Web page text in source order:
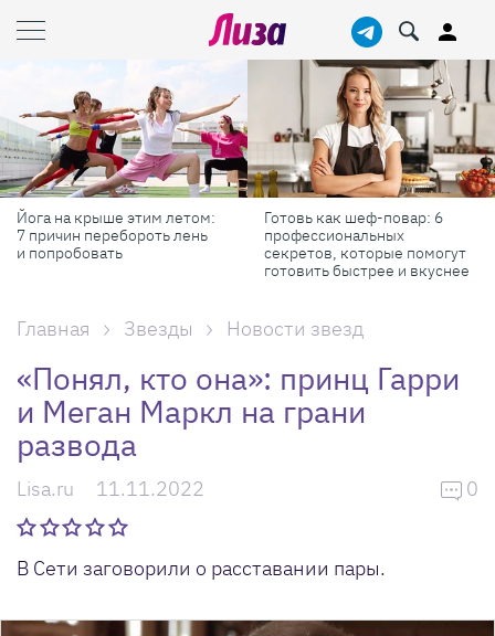
Йога на крыше этим летом:
7 причин перебороть лень
и попробовать
Готовь как шеф-повар: 6
профессиональных
секретов, которые помогут
готовить быстрее и вкуснее
Главная Звезды Новости звезд
«Понял, кто она»: принц Гарри
и Меган Маркл на грани
развода
Lisa.ru 11.11.2022 0
В Сети заговорили о расставании пары.